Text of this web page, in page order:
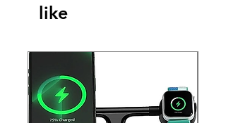
like